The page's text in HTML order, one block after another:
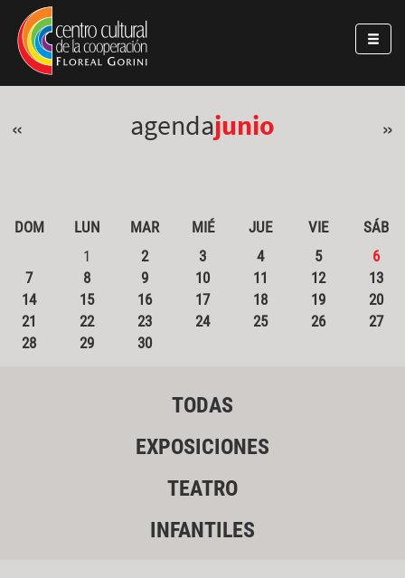
Pasar al contenido principal
Jump to main content
« agendajunio »
DOM LUN MAR MIÉ JUE VIE
SÁB
1
2 3 4 5
6
7
8 9 10 11 12
13
14
15 16 17 18 19
20
21
22 23 24 25 26
27
28
29 30
TODAS
EXPOSICIONES
TEATRO
INFANTILES